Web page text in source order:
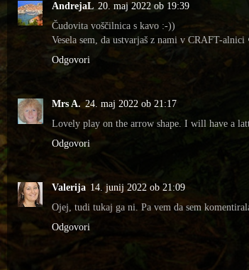
AndrejaL 20. maj 2022 ob 19:39
Čudovita voščilnica s kavo :-))
Vesela sem, da ustvarjaš z nami v CRAFT-
Odgovori
Mrs A. 24. maj 2022 ob 21:17
Lovely play on the arrow shape. I will have a
Odgovori
Valerija 14. junij 2022 ob 21:09
Ojej, tudi tukaj ga ni. Pa vem da sem
Odgovori